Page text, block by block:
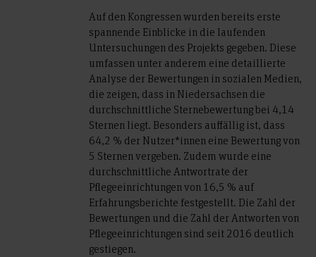
Auf den Kongressen wurden bereits erste
spannende Einblicke in die laufenden
Untersuchungen des Projekts gegeben. Diese
umfassen unter anderem eine detaillierte
Analyse der Bewertungen in sozialen Medien,
die zeigen, dass in Niedersachsen die
durchschnittliche Sternebewertung bei 4,14
Sternen liegt. Besonders auffällig ist, dass
64,2 % der Nutzer*innen eine Bewertung von
5 Sternen vergeben. Zudem wurde eine
durchschnittliche Antwortrate der
Pflegeeinrichtungen von 16,5 % auf
Erfahrungsberichte festgestellt. Die Zahl der
Bewertungen und die Zahl der Antworten von
Pflegeeinrichtungen sind seit 2016 deutlich
gestiegen.